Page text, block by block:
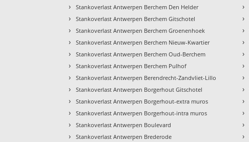
› Stankoverlast Antwerpen Berchem Den Helder
› Stankoverlast Antwerpen Berchem Gitschotel
› Stankoverlast Antwerpen Berchem Groenenhoek
› Stankoverlast Antwerpen Berchem Nieuw-Kwartier
› Stankoverlast Antwerpen Berchem Oud-Berchem
› Stankoverlast Antwerpen Berchem Pulhof
› Stankoverlast Antwerpen Berendrecht-Zandvliet-Lillo
› Stankoverlast Antwerpen Borgerhout Gitschotel
› Stankoverlast Antwerpen Borgerhout-extra muros
› Stankoverlast Antwerpen Borgerhout-intra muros
› Stankoverlast Antwerpen Boulevard
› Stankoverlast Antwerpen Brederode
›
›
›
›
›
›
›
›
›
›
›
›